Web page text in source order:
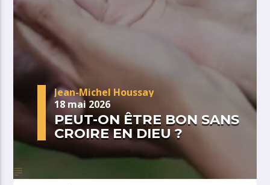
Jean-Michel Houssay
18 mai 2026
PEUT-ON ÊTRE BON SANS
CROIRE EN DIEU ?